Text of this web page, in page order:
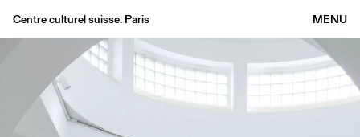
MENU
Centre culturel suisse. Paris
Bookshop
Buvette
Archives